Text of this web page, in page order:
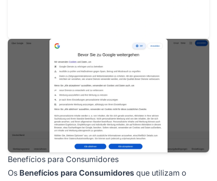
Benefícios para Consumidores
Os Benefícios para Consumidores que utilizam o